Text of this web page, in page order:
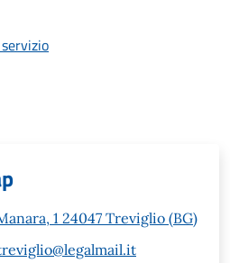
1 24047 Treviglio (BG)